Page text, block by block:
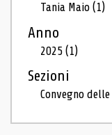
Tania Maio(1)
Anno
2025(1)
Sezioni
Convegno